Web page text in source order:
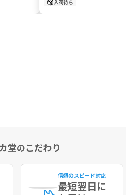
入荷待ち
堂のこだわり
信頼のスピード対応
最短翌日に